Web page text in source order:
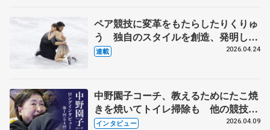
ペア競技に変革をもたらしたりくりゅ
う 独自のスタイルを創造、発明した
【引退発表後②】
連載 2026.04.24
中野園子コーチ、教えるためにたこ焼
きを焼いてトイレ掃除も 他の競技に
も通用するという坂本花織の筋肉
インタビュー 2026.04.09